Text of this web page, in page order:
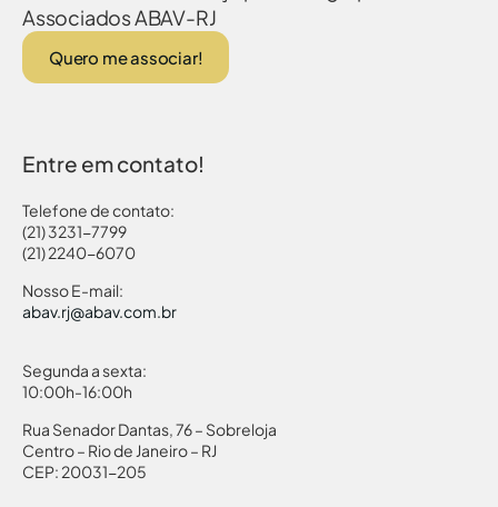
Associados ABAV-RJ
Quero me associar!
Entre em contato!
Telefone de contato:
(21) 3231-7799
(21) 2240-6070
Nosso E-mail:
abav.rj@abav.com.br
Segunda a sexta:
10:00h-16:00h
Rua Senador Dantas, 76 – Sobreloja
Centro – Rio de Janeiro – RJ
CEP: 20031-205